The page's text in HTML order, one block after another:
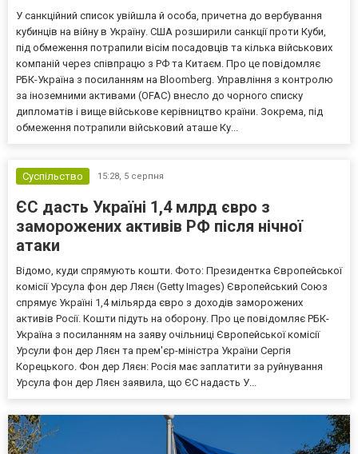
У санкційний список увійшла й особа, причетна до вербування
кубинців на війну в Україну. США розширили санкції проти Куби,
під обмеження потрапили вісім посадовців та кілька військових
компаній через співпрацю з РФ та Китаєм. Про це повідомляє
РБК-Україна з посиланням на Bloomberg. Управління з контролю
за іноземними активами (OFAC) внесло до чорного списку
дипломатів і вище військове керівництво країни. Зокрема, під
обмеження потрапили військовий аташе Ку...
Суспільство 15:28, 5 серпня
ЄС дасть Україні 1,4 млрд євро з
заморожених активів РФ після нічної
атаки
Відомо, куди спрямують кошти. Фото: Президентка Європейської
комісії Урсула фон дер Ляєн (Getty Images) Європейський Союз
спрямує Україні 1,4 мільярда євро з доходів заморожених
активів Росії. Кошти підуть на оборону. Про це повідомляє РБК-
Україна з посиланням на заяву очільниці Європейської комісії
Урсули фон дер Ляєн та прем'єр-міністра України Сергія
Корецького. Фон дер Ляєн: Росія має заплатити за руйнування
Урсула фон дер Ляєн заявила, що ЄС надасть У...